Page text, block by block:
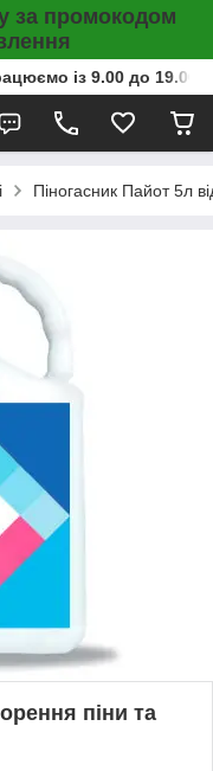
за промокодом
із 9.00 до
Піногасник Пайот 5л
піни та